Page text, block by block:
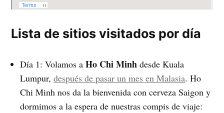
Lista de sitios visitados por día
Día 1: Volamos aHo Chi Minh desde Kuala
Lumpur,después de pasar un mes en Malasia. Ho
Chi Minh nos da la bienvenida con cerveza Saigon y
dormimos a la espera de nuestras compis de viaje: